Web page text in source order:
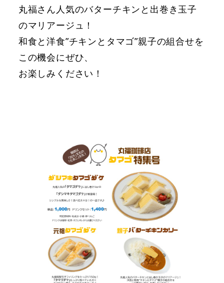
丸福さん人気のバターチキンと出巻き玉子
のマリアージュ！
和食と洋食”チキンとタマゴ”親子の組合せを
この機会にぜひ、
お楽しみください！